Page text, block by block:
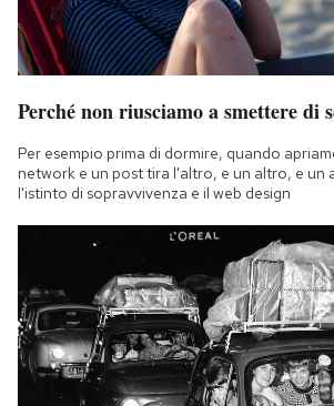
Perché non riusciamo a smettere di
Per esempio prima di dormire, quando
network e un post tira l'altro, e un altro, e un
l'istinto di sopravvivenza e il web design